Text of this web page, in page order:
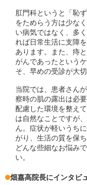
肛門科というと「恥
をためらう方は少な
い病気ではなく、多
れば日常生活に支障
あります。また、痔
がんであったという
そ、早めの受診が大切
当院では、患者さん
察時の肌の露出は必
配慮した環境を整え
は自然なことですが
ん。症状が軽いうち
がり、生活の質を保
どんな些細なお悩み
い。
畑嘉高院長にインタビ